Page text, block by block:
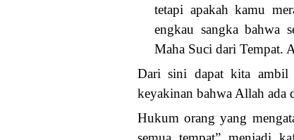
tetapi apakah kamu
engkau sangka bahwa
Maha Suci dari Tempat.
Dari sini dapat kita ambil
keyakinan bahwa Allah ada
Hukum orang yang